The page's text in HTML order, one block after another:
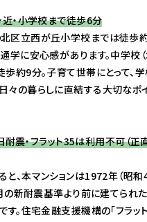
・小学校まで徒歩6分
区立西が丘小学校までは徒歩
通学に安心感があります。中学校
歩約9分。子育て世帯にとって、
々の暮らしに直結する大切なポ
震・フラット35は利用不可（正
、本マンションは1972年（昭和
の新耐震基準より前に建てられた
す。住宅金融支援機構の「フラッ